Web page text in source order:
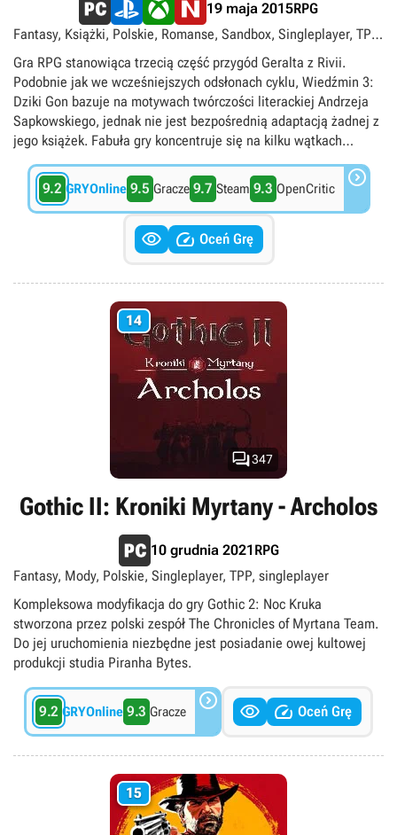
19 maja 2015RPG
Fantasy, Książki, Polskie, Romanse, Sandbox, Singleplayer, TPP,
Xbox Game Pass Premium, Xbox Game Pass Ultimate,
singleplayer
Gra RPG stanowiąca trzecią część przygód Geralta z Rivii.
Podobnie jak we wcześniejszych odsłonach cyklu, Wiedźmin 3:
Dziki Gon bazuje na motywach twórczości literackiej Andrzeja
Sapkowskiego, jednak nie jest bezpośrednią adaptacją żadnej z
jego książek. Fabuła gry koncentruje się na kilku wątkach
na Królestwa Północy oraz tytułowych, mitycznych łowów.
Rozgrywka utrzymana jest w sandboksowym stylu, dając
graczom dużą swobodę w eksplorowaniu rozległego świata
(ponad 40-krotnie większego niż w Wiedźmin 2: Zabójcy Królów)
i wykonywaniu setek pobocznych misji. Deweloperzy ze studia
9.2 GRYOnline 9.5 Gracze 9.7 Steam 9.3 OpenCritic 
  Oceń Grę
14
347
Gothic II: Kroniki Myrtany - Archolos
10 grudnia 2021 RPG
Fantasy, Mody, Polskie, Singleplayer, TPP, singleplayer
Kompleksowa modyfikacja do gry Gothic 2: Noc Kruka
stworzona przez polski zespół The Chronicles of Myrtana Team.
Do jej uruchomienia niezbędne jest posiadanie owej kultowej
produkcji studia Piranha Bytes.
9.2 GRYOnline 9.3 Gracze    Oceń Grę
15